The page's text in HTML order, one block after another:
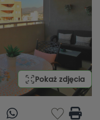
Pokaż zdjęcia